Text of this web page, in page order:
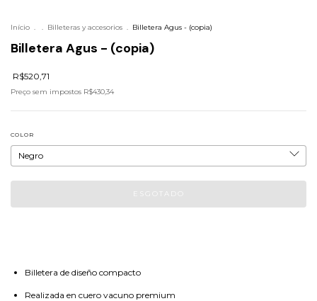
Início Billeteras y accesorios Billetera Agus - (copia)
Billetera Agus - (copia)
R$520,71
Preço sem impostos R$430,34
COLOR
Billetera de diseño compacto
Realizada en cuero vacuno premium